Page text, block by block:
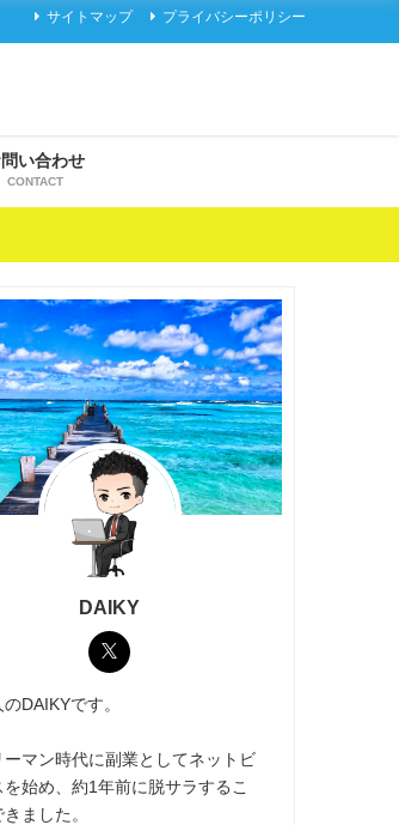
サイトマップ プライバシーポリシー
い合わせ
CONTACT
一般情報
4月1日より副業解禁！？法改正
により働き方が大きく変わって
くる！
DAIKY
DAIKYです。
ーマン時代に副業としてネットビ
を始め、約1年前に脱サラするこ
ました。